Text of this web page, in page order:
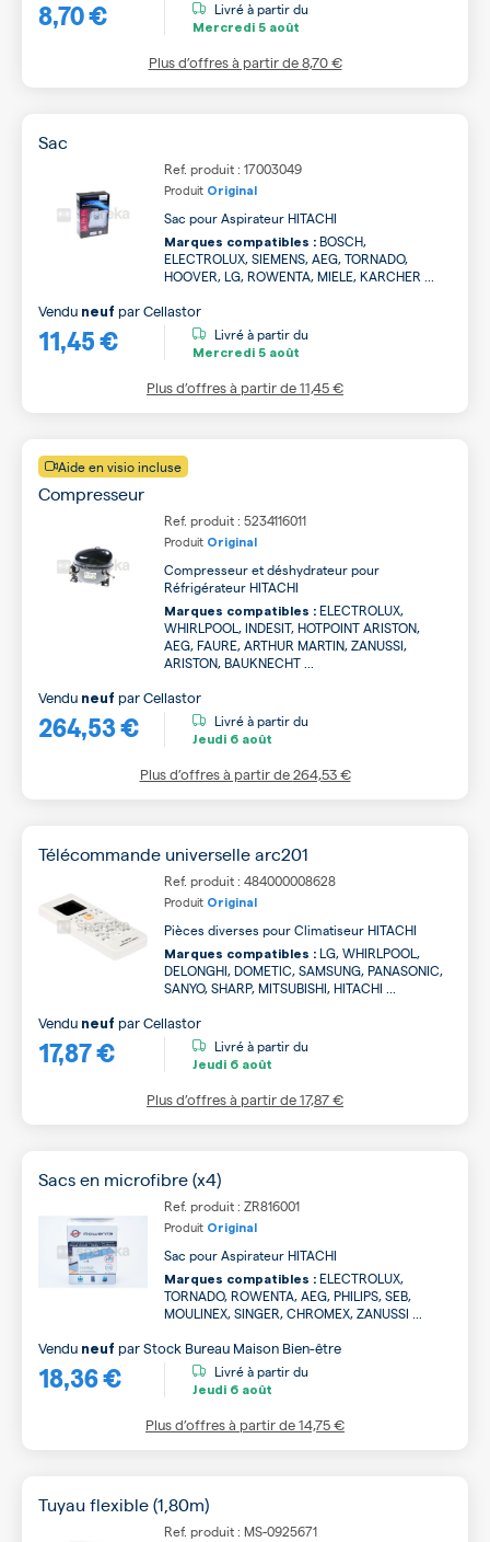
8,70 € Livré à partir du
Mercredi 5 août
Plus d’offres à partir de8,70 €
Sac
Ref. produit : 17003049
Produit Original
Sac pour Aspirateur HITACHI
Marques compatibles : BOSCH,
ELECTROLUX, SIEMENS, AEG, TORNADO,
HOOVER, LG, ROWENTA, MIELE, KARCHER ...
11,45 €
Vendu neuf parCellastor
Livré à partir du
Mercredi 5 août
Plus d’offres à partir de11,45 €
Aide en visio incluse
Compresseur
Ref. produit : 5234116011
Produit Original
Compresseur et déshydrateur pour
Réfrigérateur HITACHI
Marques compatibles : ELECTROLUX,
WHIRLPOOL, INDESIT, HOTPOINT ARISTON,
AEG, FAURE, ARTHUR MARTIN, ZANUSSI,
ARISTON, BAUKNECHT ...
264,53 €
Vendu neuf parCellastor
Livré à partir du
Jeudi 6 août
Plus d’offres à partir de264,53 €
Télécommande universelle arc201
Ref. produit : 484000008628
Produit Original
Pièces diverses pour Climatiseur HITACHI
Marques compatibles : LG, WHIRLPOOL,
DELONGHI, DOMETIC, SAMSUNG, PANASONIC,
SANYO, SHARP, MITSUBISHI, HITACHI ...
17,87 €
Vendu neuf parCellastor
Livré à partir du
Jeudi 6 août
Plus d’offres à partir de17,87 €
Sacs en microfibre (x4)
Ref. produit : ZR816001
Produit Original
Sac pour Aspirateur HITACHI
Marques compatibles : ELECTROLUX,
TORNADO, ROWENTA, AEG, PHILIPS, SEB,
MOULINEX, SINGER, CHROMEX, ZANUSSI ...
18,36 €
Vendu neuf parStock Bureau Maison Bien-être
Livré à partir du
Jeudi 6 août
Plus d’offres à partir de14,75 €
Tuyau flexible (1,80m)
Ref. produit : MS-0925671